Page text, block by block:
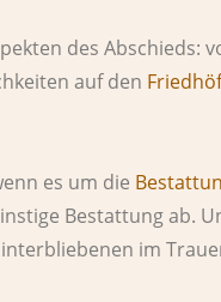
des Abschieds:
auf den
es um die
Bestattung ab.
im